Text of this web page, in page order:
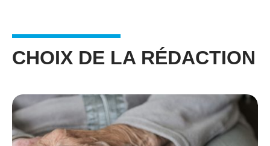
CHOIX DE LA RÉDACTION